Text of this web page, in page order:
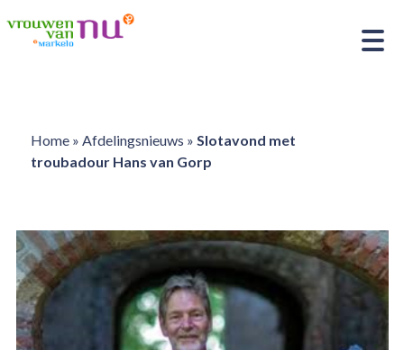
Home» Afdelingsnieuws » Slotavond met
troubadour Hans van Gorp